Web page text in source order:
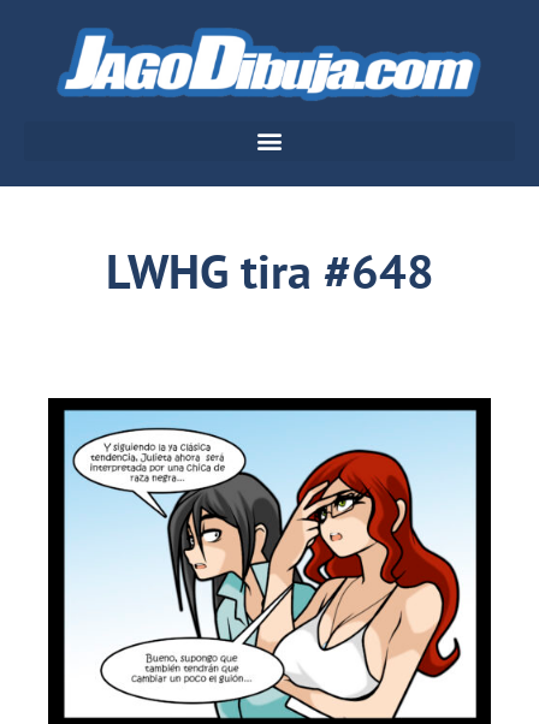
LWHG tira #648